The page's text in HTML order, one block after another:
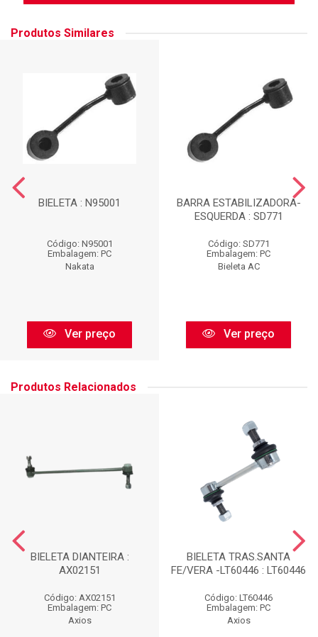
Produtos Similares
BIELETA : N95001
Código: N95001
Embalagem: PC
Nakata
Ver preço
BARRA ESTABILIZADORA-
ESQUERDA : SD771
Código: SD771
Embalagem: PC
Bieleta AC
Ver preço
Produtos Relacionados
BIELETA DIANTEIRA :
AX02151
Código: AX02151
Embalagem: PC
Axios
BIELETA TRAS.SANTA
FE/VERA -LT60446 : LT60446
Código: LT60446
Embalagem: PC
Axios